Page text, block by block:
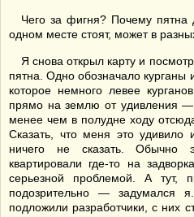
Чего за фигня? Почему
одном месте стоят, может в
Я снова открыл карту и
пятна. Одно обозначало курганы
которое немного левее
прямо на землю от удивления —
менее чем в полудне ходу
Сказать, что меня это
ничего не сказать. Обычно
квартировали где-то на
серьезной проблемой. А тут,
подозрительно — задумался
подложили разработчики, с них